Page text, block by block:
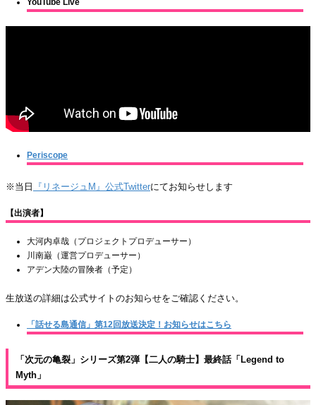
YouTube Live
Periscope
※当日 『リネージュM』公式Twitterにてお知らせします
【出演者】
大河内卓哉（プロジェクトプロデューサー）
川南巌（運営プロデューサー）
アデン大陸の冒険者（予定）
生放送の詳細は公式サイトのお知らせをご確認ください。
「話せる島通信」第12回放送決定！お知らせはこちら
「次元の亀裂」シリーズ第2弾【二人の騎士】最終話「Legend to
Myth」